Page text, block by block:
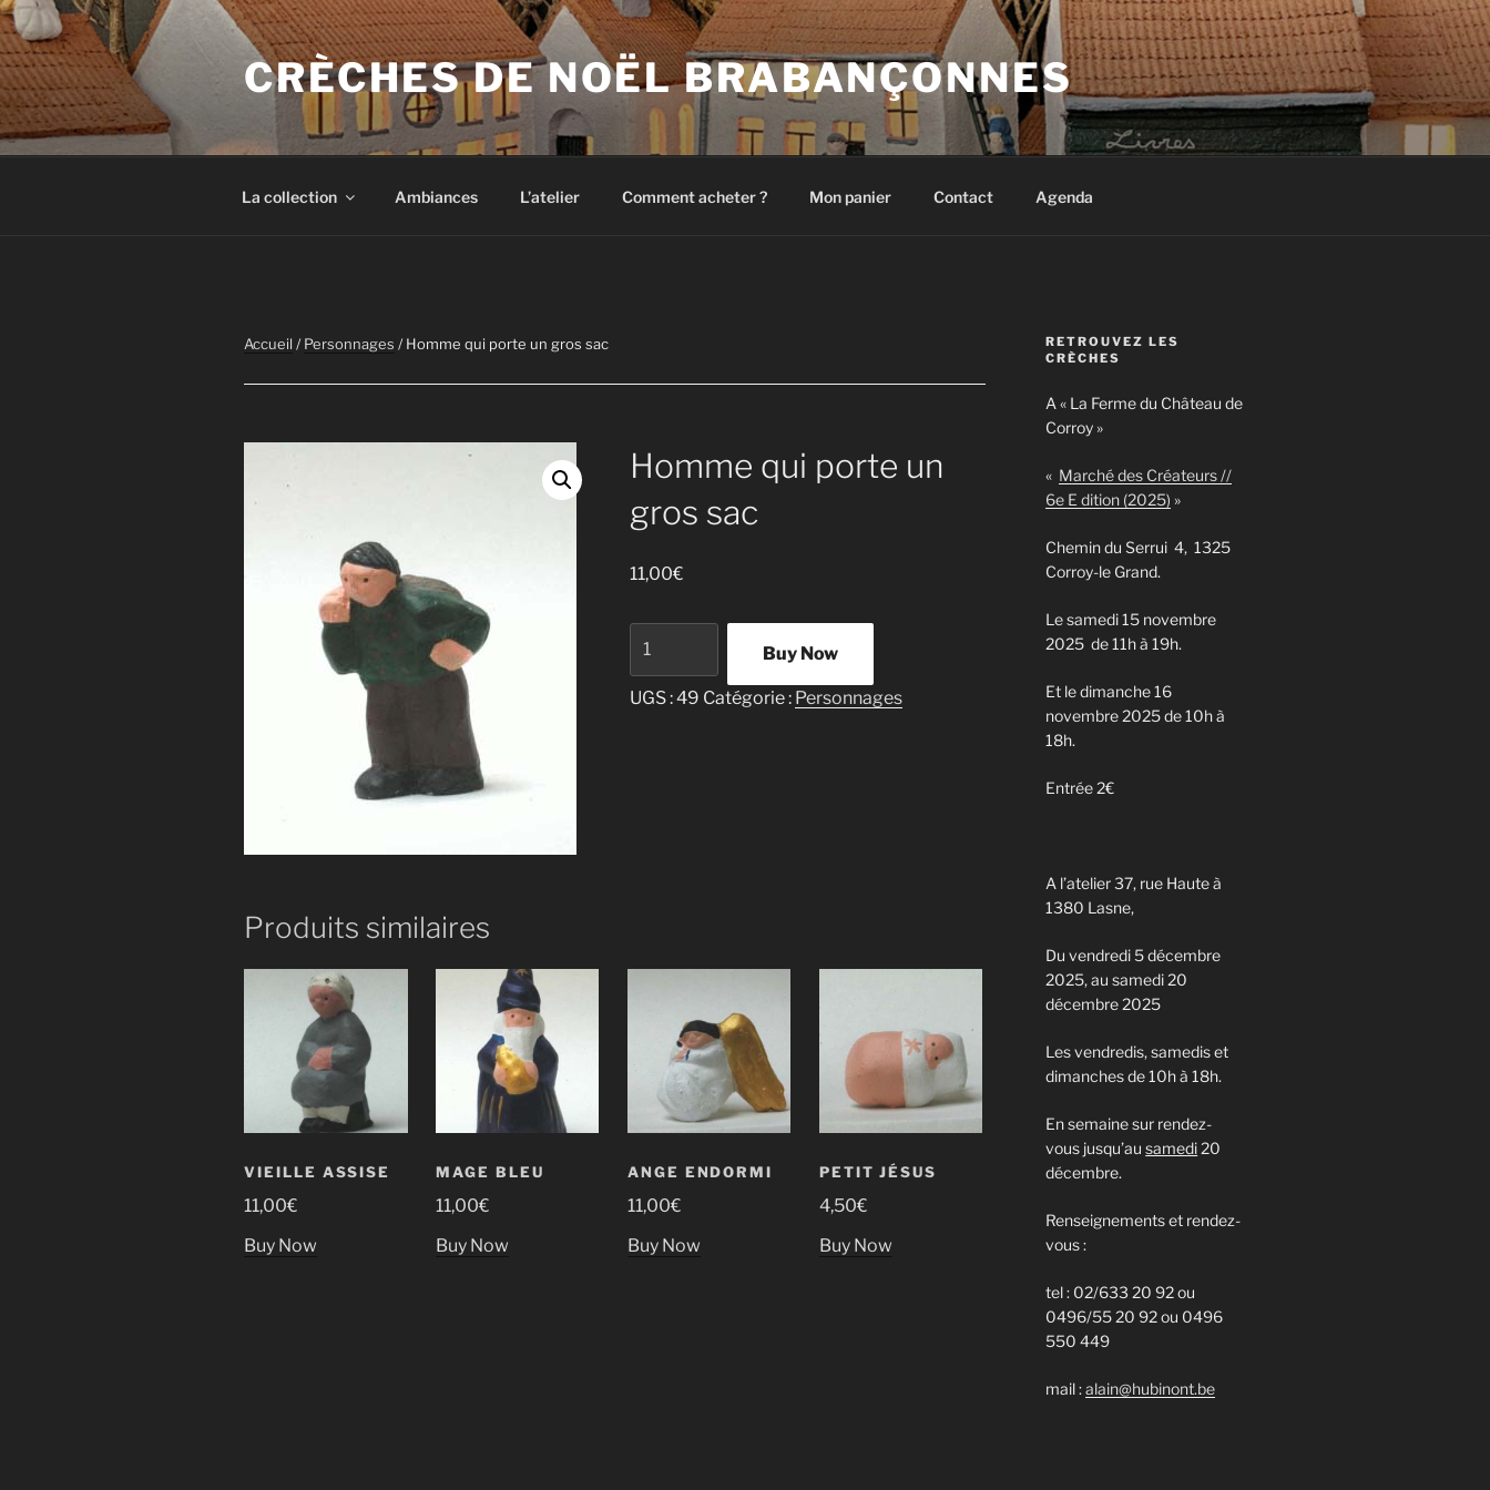
Aller
au
contenu
principal
CRÈCHES DE NOËL BRABANÇONNES
La collection Ambiances L’atelier Comment acheter ? Mon panier Contact Agenda
Accueil /Personnages / Homme qui porte un gros sac
Homme qui porte un
gros sac
11,00€
de
Homme
Buy Now
UGS :49 Catégorie : Personnages
Produits similaires
VIEILLE ASSISE
11,00€
Buy Now
MAGE BLEU
11,00€
Buy Now
ANGE ENDORMI
11,00€
Buy Now
PETIT JÉSUS
4,50€
Buy Now
RETROUVEZ LES
CRÈCHES
A « La Ferme du Château de
Corroy »
« Marché des Créateurs //
6e E dition (2025) »
Chemin du Serrui 4, 1325
Corroy-le Grand.
Le samedi 15 novembre
2025 de 11h à 19h.
Et le dimanche 16
novembre 2025 de 10h à
18h.
Entrée 2€
A l’atelier 37, rue Haute à
1380 Lasne,
Du vendredi 5 décembre
2025, au samedi 20
décembre 2025
Les vendredis, samedis et
dimanches de 10h à 18h.
En semaine sur rendez-
vous jusqu’ausamedi20
décembre.
Renseignements et rendez-
vous :
tel : 02/633 20 92 ou
0496/55 20 92 ou 0496
550 449
mail :alain@hubinont.be